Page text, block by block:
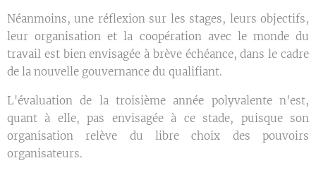
Néanmoins, une réflexion sur les stages, leurs objectifs,
leur organisation et la coopération avec le monde du
travail est bien envisagée à brève échéance, dans le cadre
de la nouvelle gouvernance du qualifiant.
L'évaluation de la troisième année polyvalente n'est,
quant à elle, pas envisagée à ce stade, puisque son
organisation relève du libre choix des pouvoirs
organisateurs.